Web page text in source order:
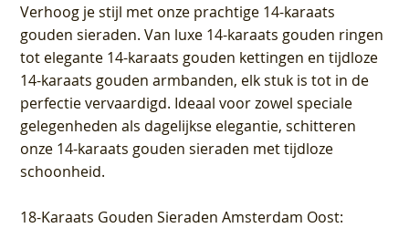
Verhoog je stijl met onze prachtige 14-karaats
gouden sieraden. Van luxe 14-karaats gouden ringen
tot elegante 14-karaats gouden kettingen en tijdloze
14-karaats gouden armbanden, elk stuk is tot in de
perfectie vervaardigd. Ideaal voor zowel speciale
gelegenheden als dagelijkse elegantie, schitteren
onze 14-karaats gouden sieraden met tijdloze
schoonheid.
18-Karaats Gouden Sieraden Amsterdam Oost: